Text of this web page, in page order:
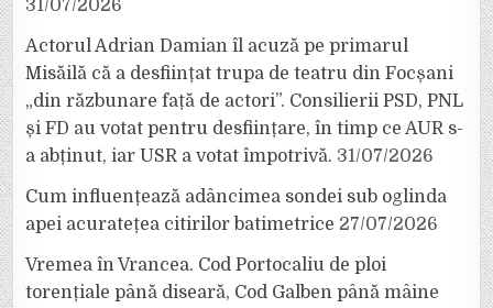
31/07/2026
Actorul Adrian Damian îl acuză pe primarul
Misăilă că a desființat trupa de teatru din Focșani
„din răzbunare față de actori”. Consilierii PSD, PNL
și FD au votat pentru desființare, în timp ce AUR s-
a abținut, iar USR a votat împotrivă. 31/07/2026
Cum influențează adâncimea sondei sub oglinda
apei acuratețea citirilor batimetrice 27/07/2026
Vremea în Vrancea. Cod Portocaliu de ploi
torențiale până diseară, Cod Galben până mâine